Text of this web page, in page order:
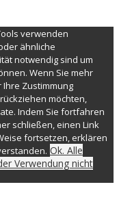
verwenden
ähnliche
notwendig sind um
Wenn Sie mehr
Zustimmung
möchten,
Indem Sie fortfahren
schließen, einen Link
fortsetzen, erklären
Ok. Alle
Verwendung nicht